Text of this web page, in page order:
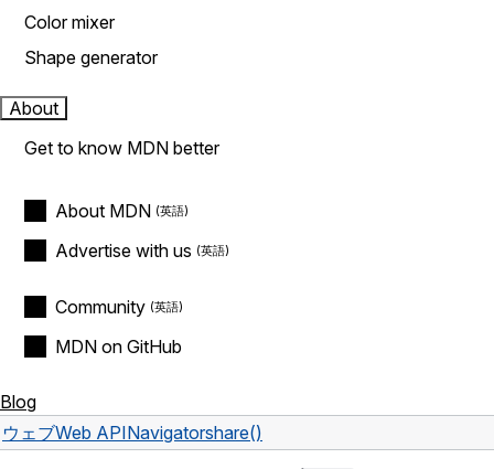
Color mixer
Shape generator
About
Get to know MDN better
About MDN
Advertise with us
Community
MDN on GitHub
Blog
ウェブWeb APINavigatorshare()